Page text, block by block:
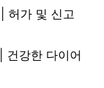
허가 및 신고
건강한 다이어